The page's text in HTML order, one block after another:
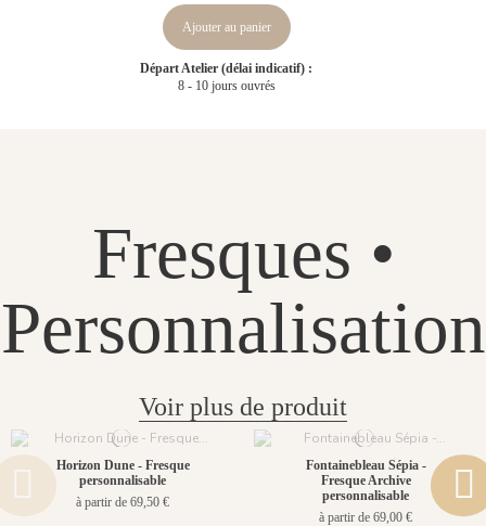
Ajouter au panier
Départ Atelier (délai indicatif) :
8 - 10 jours ouvrés
Fresques •
Personnalisation
Voir plus de produit
Horizon Dune - Fresque
personnalisable
à partir de 69,50 €
Fontainebleau Sépia -
Fresque Archive
personnalisable
à partir de 69,00 €